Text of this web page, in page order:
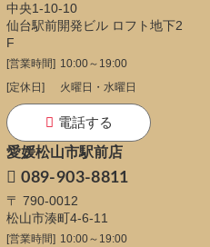
中央1-10-10
仙台駅前開発ビル ロフト地下2
F
[営業時間] 10:00～19:00
[定休日]
火曜日・水曜日
電話する
愛媛松山市駅前店
089-903-8811
〒 790-0012
松山市湊町4-6-11
[営業時間] 10:00～19:00